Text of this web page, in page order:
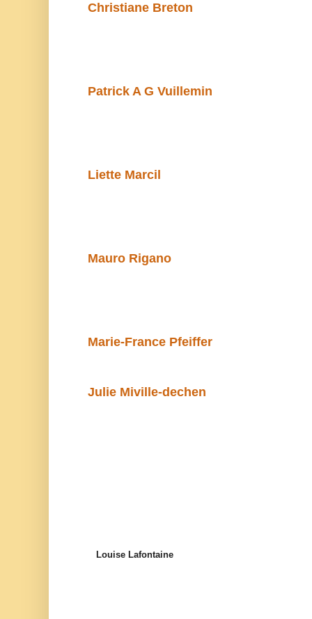
Christiane Breton
Patrick A G Vuillemin
Liette Marcil
Mauro Rigano
Marie-France Pfeiffer
Julie Miville-dechen
Louise Lafontaine